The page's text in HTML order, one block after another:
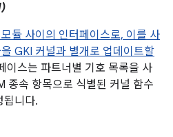
듈 사이의 인터페이스로, 이를 사
GKI 커널과 별개로 업데이트할
이스는 파트너별 기호 목록을 사
종속 항목으로 식별된 커널 함수
됩니다.